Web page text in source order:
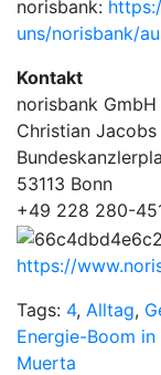
norisbank:
uns/norisbank/
Kontakt
norisbank GmbH
Christian Jacobs
53113 Bonn
+49 228 280-
https://
Tags: 4, Alltag,
Energie-Boom
Muerta